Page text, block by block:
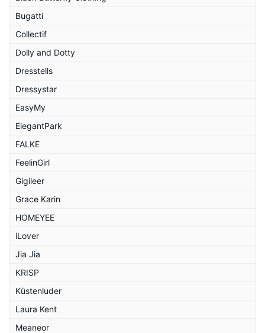
Bugatti
Collectif
Dolly and Dotty
Dresstells
Dressystar
EasyMy
ElegantPark
FALKE
FeelinGirl
Gigileer
Grace Karin
HOMEYEE
iLover
Jia Jia
KRISP
Küstenluder
Laura Kent
Meaneor